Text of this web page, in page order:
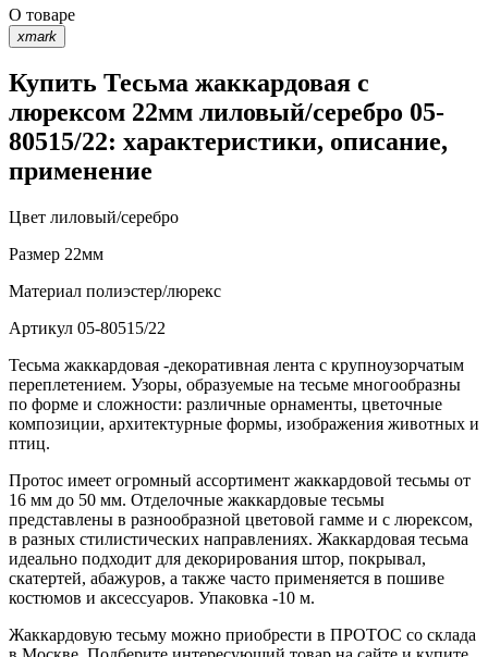
О товаре
xmark
Купить Тесьма жаккардовая с
люрексом 22мм лиловый/серебро 05-
80515/22: характеристики, описание,
применение
Цвет лиловый/серебро
Размер 22мм
Материал полиэстер/люрекс
Артикул 05-80515/22
Тесьма жаккардовая -декоративная лента с крупноузорчатым
переплетением. Узоры, образуемые на тесьме многообразны
по форме и сложности: различные орнаменты, цветочные
композиции, архитектурные формы, изображения животных и
птиц.
Протос имеет огромный ассортимент жаккардовой тесьмы от
16 мм до 50 мм. Отделочные жаккардовые тесьмы
представлены в разнообразной цветовой гамме и с люрексом,
в разных стилистических направлениях. Жаккардовая тесьма
идеально подходит для декорирования штор, покрывал,
скатертей, абажуров, а также часто применяется в пошиве
костюмов и аксессуаров. Упаковка -10 м.
Жаккардовую тесьму можно приобрести в ПРОТОС со склада